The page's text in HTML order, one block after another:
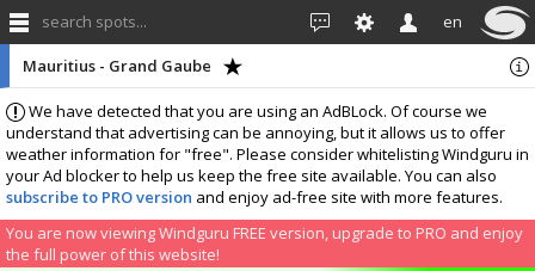
search spots... en
We have detected that you are using an AdBLock. Of course we
understand that advertising can be annoying, but it allows us to offer
weather information for "free". Please consider whitelisting Windguru in
your Ad blocker to help us keep the free site available. You can also
subscribe to PRO version and enjoy ad-free site with more features.
You are now viewing Windguru FREE version, upgrade to PRO and enjoy
the full power of this website!
Mauritius - Grand Gaube